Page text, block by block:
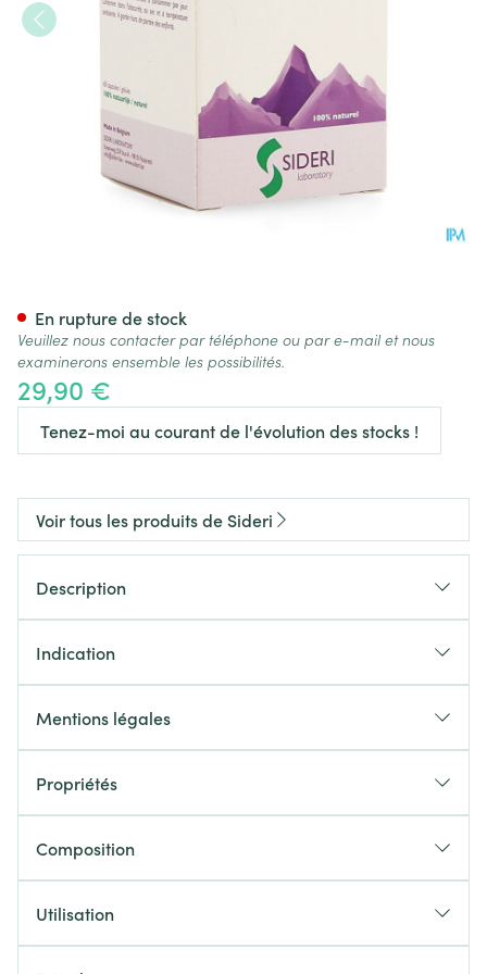
29,90 €
Tenez-moi au courant de l'évolution des stocks !
En rupture de stock
Veuillez nous contacter par téléphone ou par e-mail et nous
examinerons ensemble les possibilités.
Voir tous les produits de Sideri
Description
Indication
Mentions légales
Propriétés
Composition
Utilisation